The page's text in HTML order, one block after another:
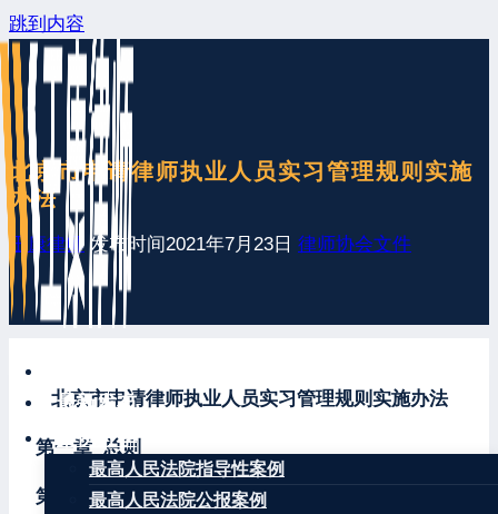
跳到内容
最新发布
案例分享
最高人民法院指导性案例
最高人民法院公报案例
北京市申请律师执业人员实习管理规则实施
办法
王康律师 发布时间2021年7月23日 律师协会文件
北京市申请律师执业人员实习管理规则实施办法
第一章 总则
第一条为规范申请律师执业人员的实习活动，为律